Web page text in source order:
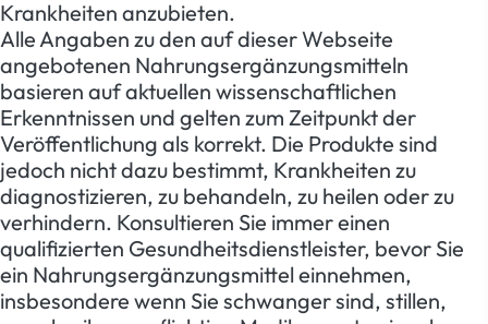
Krankheiten anzubieten.
Alle Angaben zu den auf dieser Webseite
angebotenen Nahrungsergänzungsmitteln
basieren auf aktuellen wissenschaftlichen
Erkenntnissen und gelten zum Zeitpunkt der
Veröffentlichung als korrekt. Die Produkte sind
jedoch nicht dazu bestimmt, Krankheiten zu
diagnostizieren, zu behandeln, zu heilen oder zu
verhindern. Konsultieren Sie immer einen
qualifizierten Gesundheitsdienstleister, bevor Sie
ein Nahrungsergänzungsmittel einnehmen,
insbesondere wenn Sie schwanger sind, stillen,